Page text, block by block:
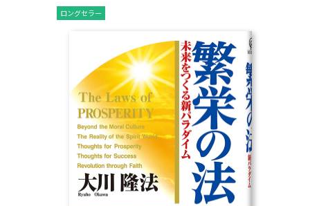
絵本
CD
DVD・ブルーレイ
雑貨
ロングセラー